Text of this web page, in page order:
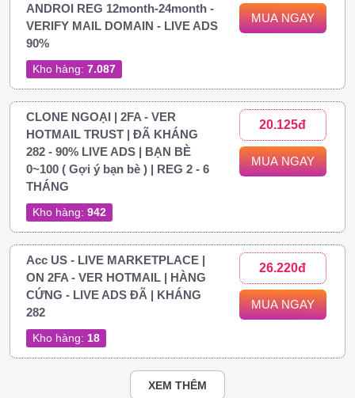
ANDROI REG 12month-24month -
VERIFY MAIL DOMAIN - LIVE ADS
90%
Kho hàng: 7.087
MUA NGAY
CLONE NGOẠI | 2FA - VER
HOTMAIL TRUST | ĐÃ KHÁNG
282 - 90% LIVE ADS | BẠN BÈ
0~100 ( Gợi ý bạn bè ) | REG 2 - 6
THÁNG
Kho hàng: 942
20.125đ
MUA NGAY
Acc US - LIVE MARKETPLACE |
ON 2FA - VER HOTMAIL | HÀNG
CỨNG - LIVE ADS ĐÃ | KHÁNG
282
Kho hàng: 18
26.220đ
MUA NGAY
XEM THÊM